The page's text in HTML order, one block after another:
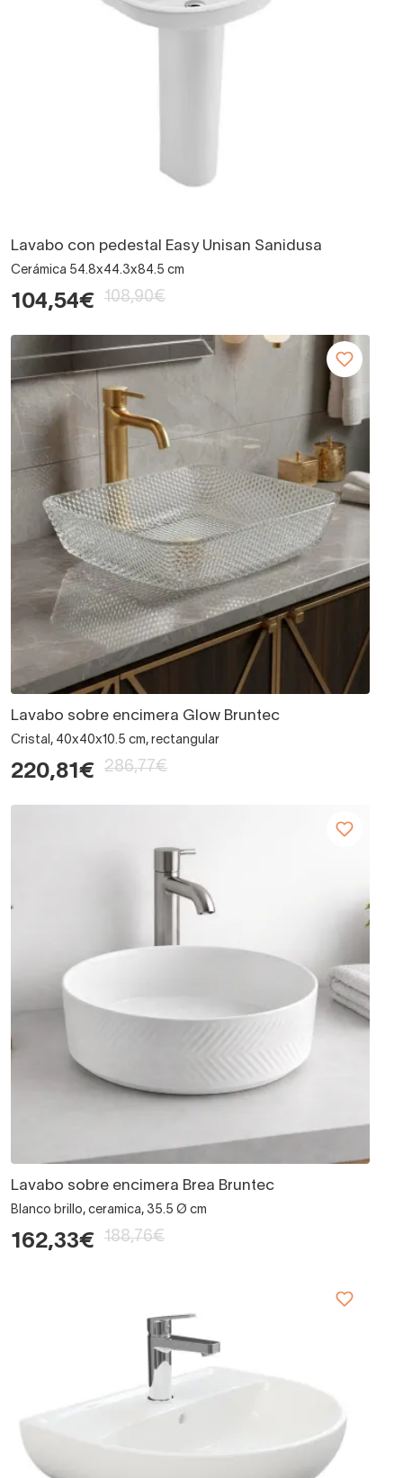
Lavabo con pedestal Easy Unisan Sanidusa
Cerámica 54.8x44.3x84.5 cm
104,54€ 108,90€
Lavabo sobre encimera Glow Bruntec
Cristal, 40x40x10.5 cm, rectangular
220,81€ 286,77€
Lavabo sobre encimera Brea Bruntec
Blanco brillo, ceramica, 35.5 Ø cm
162,33€ 188,76€